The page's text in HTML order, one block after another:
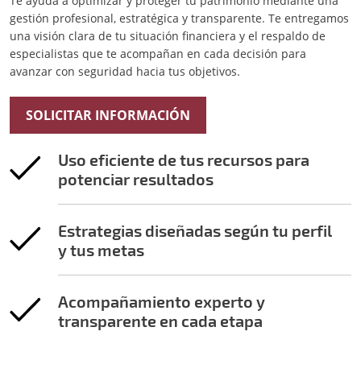
gestión profesional, estratégica y transparente. Te entregamos
una visión clara de tu situación financiera y el respaldo de
especialistas que te acompañan en cada decisión para
avanzar con seguridad hacia tus objetivos.
SOLICITAR INFORMACIÓN
Uso eficiente de tus recursos para
potenciar resultados
Estrategias diseñadas según tu perfil
y tus metas
Acompañamiento experto y
transparente en cada etapa